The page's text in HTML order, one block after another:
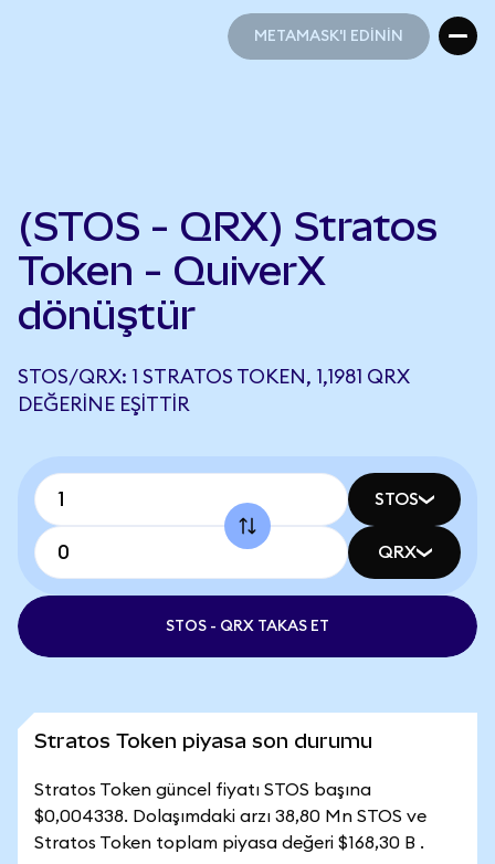
METAMASK'I EDİNİN
(STOS - QRX) Stratos
Token - QuiverX
dönüştür
STOS/QRX: 1 STRATOS TOKEN, 1,1981 QRX
DEĞERINE EŞITTIR
STOS
QRX
STOS - QRX TAKAS ET
Stratos Token piyasa son durumu
Stratos Token güncel fiyatı STOS başına
$0,004338. Dolaşımdaki arzı 38,80 Mn STOS ve
Stratos Token toplam piyasa değeri $168,30 B .